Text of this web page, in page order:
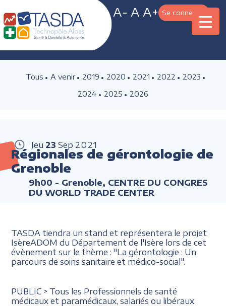
A- A A+ Se connecter
Tous A venir 2019 2020 2021 2022
2023
2024
2025 2026
Jeu 23 Sep 2021
Régionales de gérontologie de
Grenoble
9h00 - Grenoble, CENTRE DU CONGRES
DU WORLD TRADE CENTER
TASDA tiendra un stand et représentera le projet
IsèreADOM du Département de l'Isère lors de cet
évènement sur le thème : "La gérontologie : Un
parcours de soins sanitaire et médico-social".
PUBLIC > Tous les Professionnels de santé
médicaux et paramédicaux, salariés ou libéraux